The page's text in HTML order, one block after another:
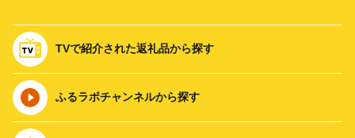
TVで紹介された返礼品から探す
ふるラボチャンネルから探す